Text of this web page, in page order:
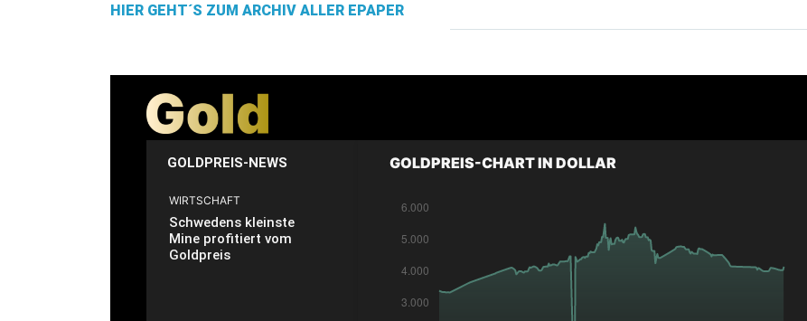
HIER GEHT´S ZUM ARCHIV ALLER EPAPER
GOLDPREIS-NEWS
WIRTSCHAFT
Schwedens kleinste
Mine profitiert vom
Goldpreis
GOLDPREIS-CHART IN DOLLAR